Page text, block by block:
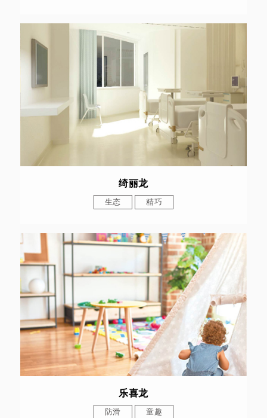
绮丽龙
生态 精巧
乐喜龙
防滑 童趣